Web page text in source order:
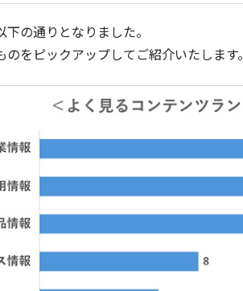
の通りとなりました。
をピックアップしてご紹介いたします。